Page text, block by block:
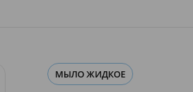
МЫЛО ЖИДКОЕ